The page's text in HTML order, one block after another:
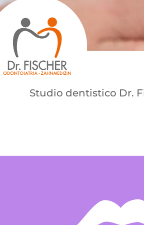
Studio dentistico Dr.